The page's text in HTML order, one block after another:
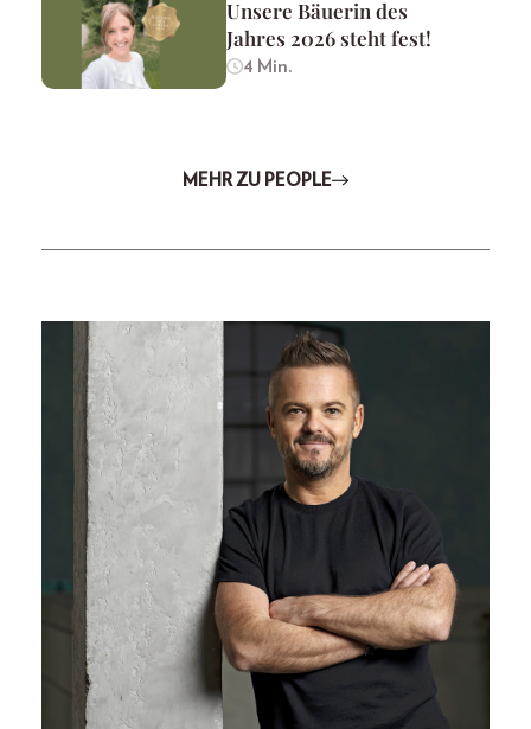
Unsere Bäuerin des
Jahres 2026 steht fest!
4 Min.
MEHR ZU PEOPLE